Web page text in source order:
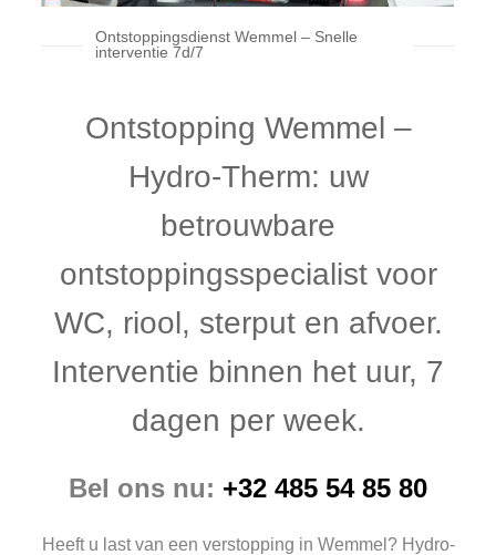
Ontstoppingsdienst Wemmel – Snelle
interventie 7d/7
Ontstopping Wemmel –
Hydro-Therm: uw
betrouwbare
ontstoppingsspecialist voor
WC, riool, sterput en afvoer.
Interventie binnen het uur, 7
dagen per week.
Bel ons nu: +32 485 54 85 80
Heeft u last van een verstopping in Wemmel? Hydro-